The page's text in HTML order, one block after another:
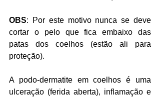
OBS: Por este motivo nunca se deve
cortar o pelo que fica embaixo das
patas dos coelhos (estão ali para
proteção).
A podo-dermatite em coelhos é uma
ulceração (ferida aberta), inflamação e